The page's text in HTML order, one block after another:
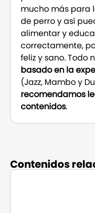
mucho más para
de perro y así
alimentar y
correctamente,
feliz y sano. Todo
basado en la
(Jazz, Mambo y
recomendamos
contenidos.
Contenidos